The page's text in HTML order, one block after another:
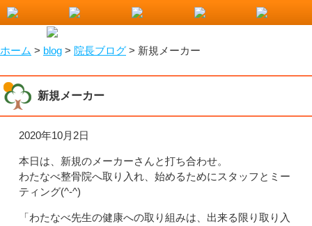
小山市で整骨院をお探しなら！わたなべ整骨院
ホーム > blog > 院長ブログ > 新規メーカー
新規メーカー
2020年10月2日
本日は、新規のメーカーさんと打ち合わせ。
わたなべ整骨院へ取り入れ、始めるためにスタッフとミー
ティング(^-^)
「わたなべ先生の健康への取り組みは、出来る限り取り入